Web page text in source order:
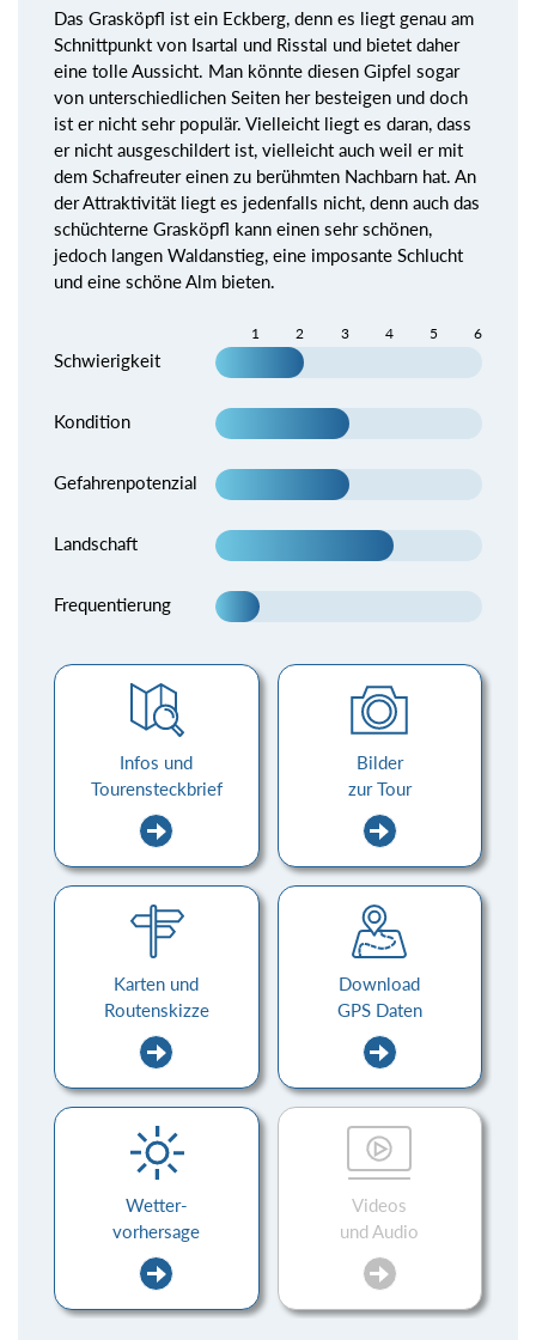
Das Grasköpfl ist ein Eckberg, denn es liegt genau am
Schnittpunkt von Isartal und Risstal und bietet daher
eine tolle Aussicht. Man könnte diesen Gipfel sogar
von unterschiedlichen Seiten her besteigen und doch
ist er nicht sehr populär. Vielleicht liegt es daran, dass
er nicht ausgeschildert ist, vielleicht auch weil er mit
dem Schafreuter einen zu berühmten Nachbarn hat. An
der Attraktivität liegt es jedenfalls nicht, denn auch das
schüchterne Grasköpfl kann einen sehr schönen,
jedoch langen Waldanstieg, eine imposante Schlucht
und eine schöne Alm bieten.
1 2 3 4 5 6
Schwierigkeit
Kondition
Gefahrenpotenzial
Landschaft
Frequentierung
Infos und
Tourensteckbrief
Bilder
zur Tour
Karten und
Routenskizze
Download
GPS Daten
Wetter-
vorhersage
Videos
und Audio